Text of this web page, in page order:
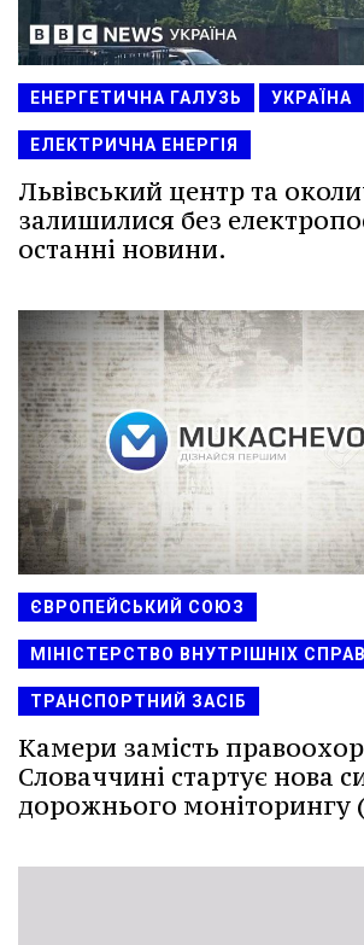
ЕНЕРГЕТИЧНА ГАЛУЗЬ УКРАЇНА
ЕЛЕКТРИЧНА ЕНЕРГІЯ
Львівський центр та
залишилися без
останні новини.
ЄВРОПЕЙСЬКИЙ СОЮЗ
МІНІСТЕРСТВО ВНУТРІШНІХ
ТРАНСПОРТНИЙ ЗАСІБ
Камери замість
Словаччині стартує нова
дорожнього